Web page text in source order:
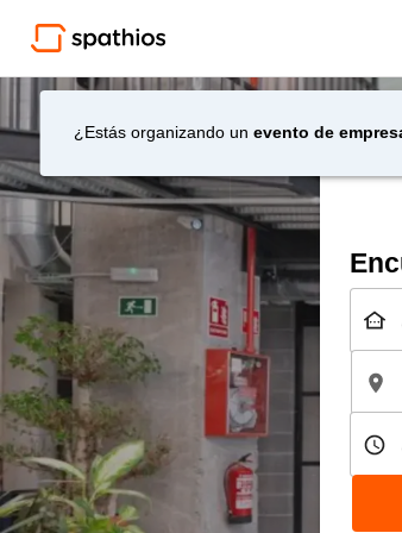
¿Estás organizando un evento de